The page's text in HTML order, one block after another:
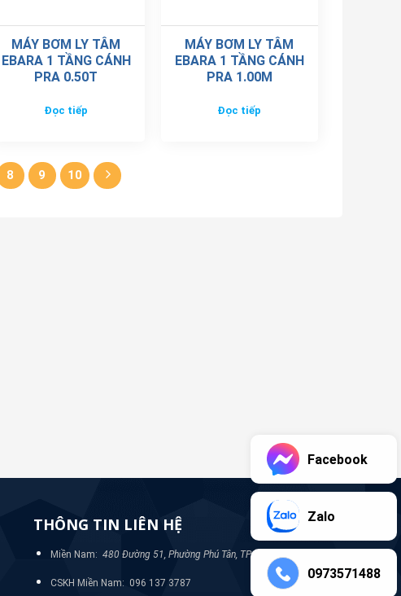
MÁY BƠM LY TÂM
EBARA 1 TẦNG CÁNH
PRA 0.50T
Đọc tiếp
MÁY BƠM LY TÂM
EBARA 1 TẦNG CÁNH
PRA 1.00M
Đọc tiếp
8 9 10
THÔNG TIN LIÊN HỆ
Miền Nam: 480 Đường 51, Phường Phú Tân, TP Bình Dương
CSKH Miền Nam: 096 137 3787
Facebook
Zalo
0973571488